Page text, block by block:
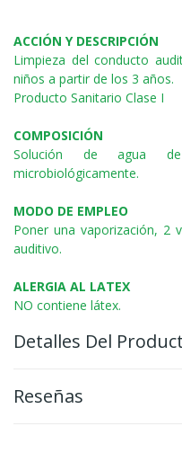
ACCIÓN Y DESCRIPCIÓN
Limpieza del conducto
niños a partir de los 3 años.
Producto Sanitario Clase I
COMPOSICIÓN
Solución de agua
microbiológicamente.
MODO DE EMPLEO
Poner una vaporización, 2
auditivo.
ALERGIA AL LATEX
NO contiene látex.
Detalles Del
Reseñas